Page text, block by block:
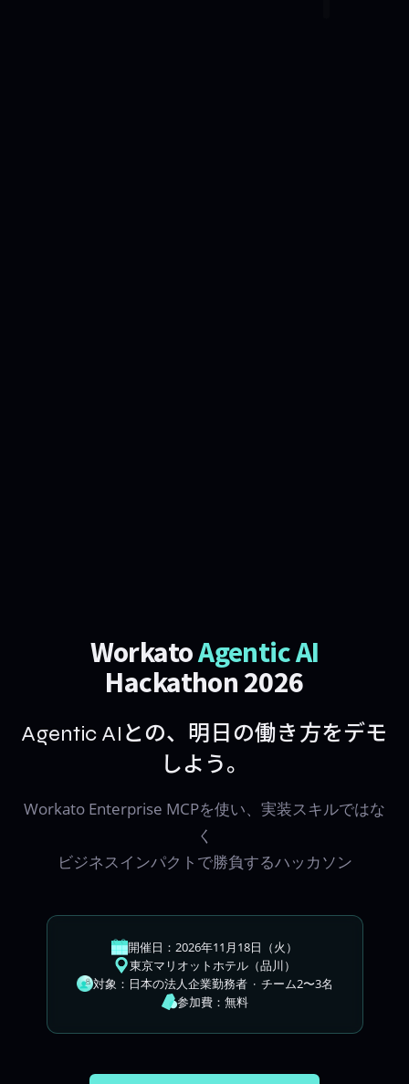
WorkatoAgentic AI
Hackathon 2026
Agentic AIとの、明日の働き方をデモ
しよう。
Workato Enterprise MCPを使い、実装スキルではな
く
ビジネスインパクトで勝負するハッカソン
開催日： 2026年11月18日（火）
東京マリオットホテル （品川）
対象：日本の法人企業勤務者 · チーム2〜3名
参加費：無料